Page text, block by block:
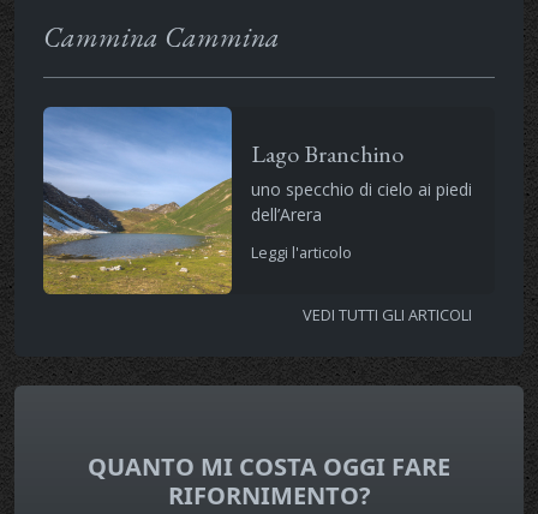
Cammina Cammina
Lago Branchino
uno specchio di cielo ai piedi
dell’Arera
Leggi l'articolo
VEDI TUTTI GLI ARTICOLI
QUANTO MI COSTA OGGI FARE
RIFORNIMENTO?